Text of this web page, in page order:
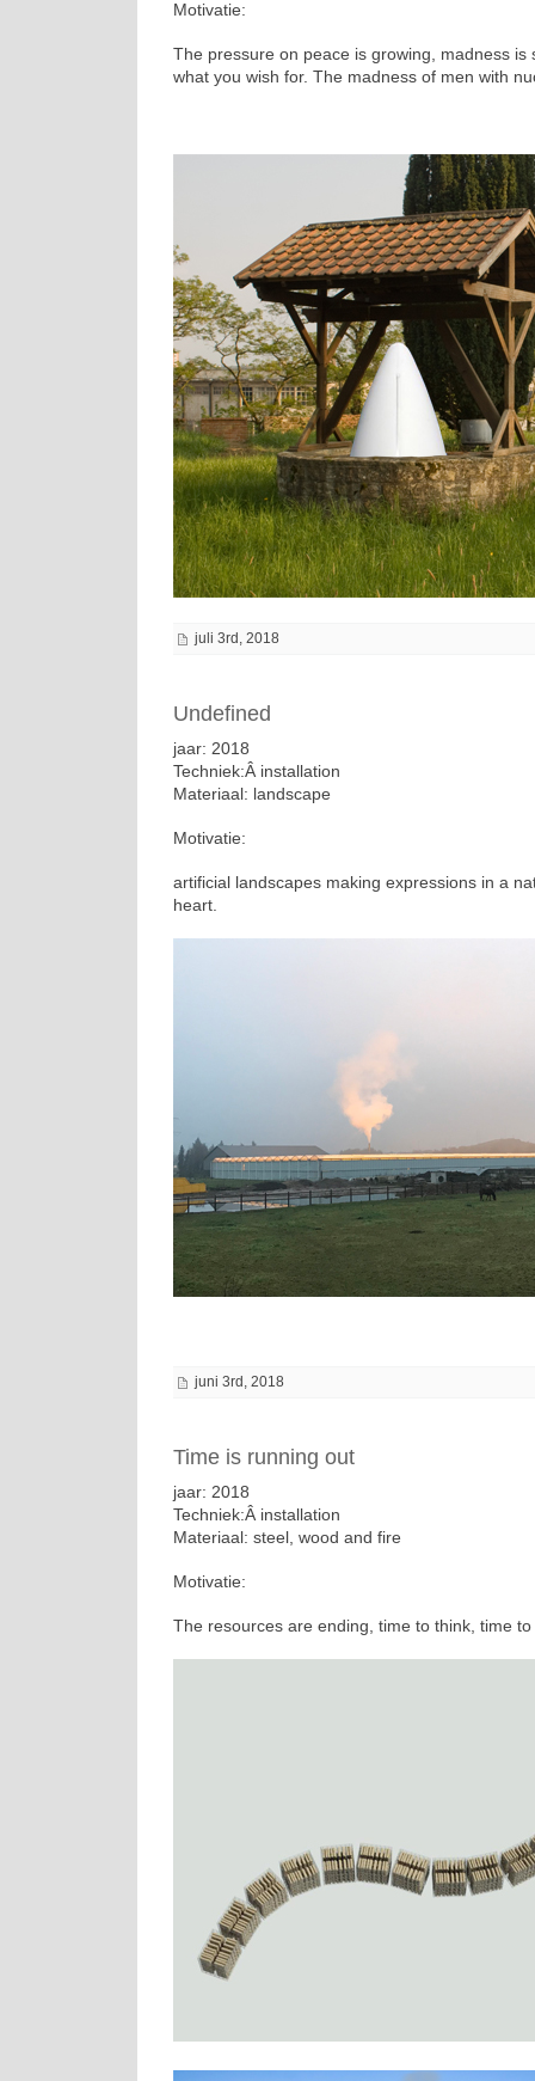
Motivatie:
The pressure on peace is growing, madness is
what you wish for. The madness of men with
juli 3rd, 2018
Undefined
jaar: 2018
Techniek:Â installation
Materiaal: landscape
Motivatie:
artificial landscapes making expressions in a
heart.
juni 3rd, 2018
Time is running out
jaar: 2018
Techniek:Â installation
Materiaal: steel, wood and fire
Motivatie:
The resources are ending, time to think, time to